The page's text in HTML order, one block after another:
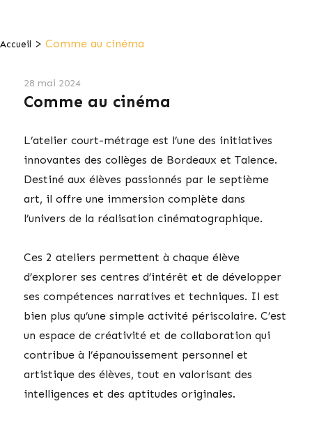
Accueil > Comme au cinéma
28 mai 2024
Comme au cinéma
L’atelier court-métrage est l’une des initiatives
innovantes des collèges de Bordeaux et Talence.
Destiné aux élèves passionnés par le septième
art, il offre une immersion complète dans
l’univers de la réalisation cinématographique.
Ces 2 ateliers permettent à chaque élève
d’explorer ses centres d’intérêt et de développer
ses compétences narratives et techniques. Il est
bien plus qu’une simple activité périscolaire. C’est
un espace de créativité et de collaboration qui
contribue à l’épanouissement personnel et
artistique des élèves, tout en valorisant des
intelligences et des aptitudes originales.